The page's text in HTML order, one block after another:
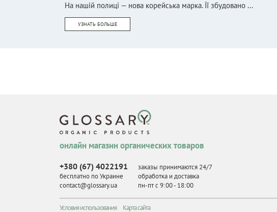
На нашій полиці — нова корейська марка. Її збудовано ...
УЗНАТЬ БОЛЬШЕ
онлайн магазин органических товаров
+380 (67) 4022191
бесплатно по Украине
contact@glossary.ua
заказы принимаются 24/7
обработка и доставка
пн-пт с 9:00 - 18:00
Условия использования Карта сайта